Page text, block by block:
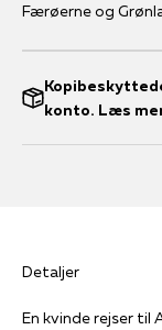
Færøerne og
konto. Læs
Detaljer
En kvinde rejser til